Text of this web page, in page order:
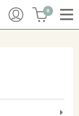
0